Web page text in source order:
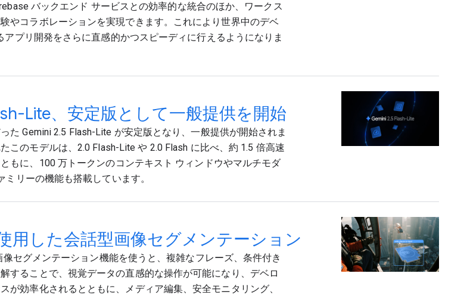
バックエンド サービスとの効率的な統合のほか、ワークス
やコラボレーションを実現できます。これにより世界中のデベ
アプリ開発をさらに直感的かつスピーディに行えるようになりま
Lite、安定版として一般提供を開始
た Gemini 2.5 Flash-Lite が安定版となり、一般提供が開始されま
このモデルは、2.0 Flash-Lite や 2.0 Flash に比べ、約 1.5 倍高速
もに、100 万トークンのコンテキスト ウィンドウやマルチモダ
ミリーの機能も搭載しています。
用した会話型画像セグメンテーション
セグメンテーション機能を使うと、複雑なフレーズ、条件付き
することで、視覚データの直感的な操作が可能になり、デベロ
が効率化されるとともに、メディア編集、安全モニタリング、